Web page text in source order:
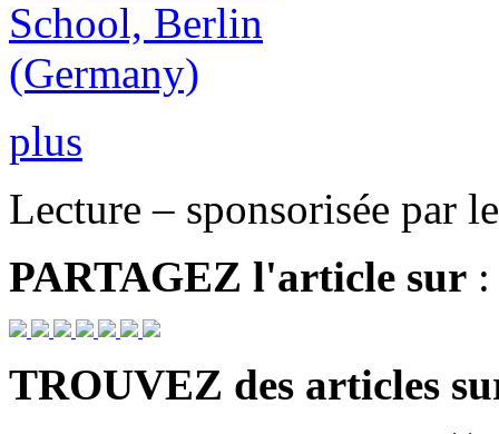
plus
Lecture – sponsorisée par
PARTAGEZ l'article sur :
TROUVEZ des articles